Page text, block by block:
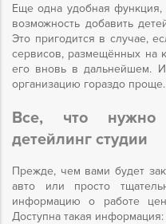
Еще одна удобная функция,
возможность добавить
Это пригодится в случае,
сервисов, размещённых на
его вновь в дальнейшем.
организацию гораздо проще.
Все, что
детейлинг студии
Прежде, чем вами будет
авто или просто
информацию о работе
Доступна такая информация: